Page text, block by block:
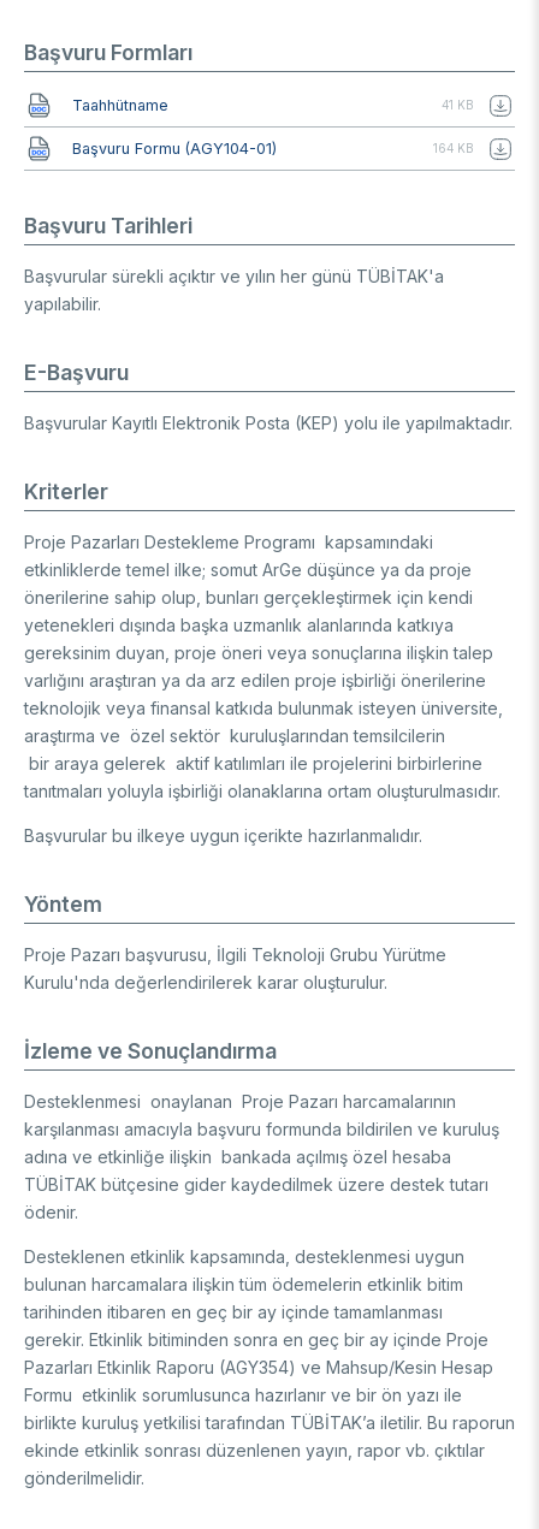
Başvuru Formları
Belge
Taahhütname 41 KB
Belge
Başvuru Formu (AGY104-01) 164 KB
Başvuru Tarihleri
Başvurular sürekli açıktır ve yılın her günü TÜBİTAK'a
yapılabilir.
E-Başvuru
Başvurular Kayıtlı Elektronik Posta (KEP) yolu ile yapılmaktadır.
Kriterler
Proje Pazarları Destekleme Programı kapsamındaki
etkinliklerde temel ilke; somut ArGe düşünce ya da proje
önerilerine sahip olup, bunları gerçekleştirmek için kendi
yetenekleri dışında başka uzmanlık alanlarında katkıya
gereksinim duyan, proje öneri veya sonuçlarına ilişkin talep
varlığını araştıran ya da arz edilen proje işbirliği önerilerine
teknolojik veya finansal katkıda bulunmak isteyen üniversite,
araştırma ve özel sektör kuruluşlarından temsilcilerin
bir araya gelerek aktif katılımları ile projelerini birbirlerine
tanıtmaları yoluyla işbirliği olanaklarına ortam oluşturulmasıdır.
Başvurular bu ilkeye uygun içerikte hazırlanmalıdır.
Yöntem
Proje Pazarı başvurusu, İlgili Teknoloji Grubu Yürütme
Kurulu'nda değerlendirilerek karar oluşturulur.
İzleme ve Sonuçlandırma
Desteklenmesi onaylanan Proje Pazarı harcamalarının
karşılanması amacıyla başvuru formunda bildirilen ve kuruluş
adına ve etkinliğe ilişkin bankada açılmış özel hesaba
TÜBİTAK bütçesine gider kaydedilmek üzere destek tutarı
ödenir.
Desteklenen etkinlik kapsamında, desteklenmesi uygun
bulunan harcamalara ilişkin tüm ödemelerin etkinlik bitim
tarihinden itibaren en geç bir ay içinde tamamlanması
gerekir. Etkinlik bitiminden sonra en geç bir ay içinde Proje
Pazarları Etkinlik Raporu (AGY354) ve Mahsup/Kesin Hesap
Formu etkinlik sorumlusunca hazırlanır ve bir ön yazı ile
birlikte kuruluş yetkilisi tarafından TÜBİTAK’a iletilir. Bu raporun
ekinde etkinlik sonrası düzenlenen yayın, rapor vb. çıktılar
gönderilmelidir.